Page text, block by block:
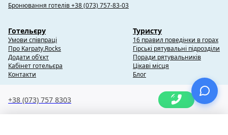
+38 (073) 757 8303
Бронювання готелів +38 (073) 757-83-03
Готельєру
Умови співпраці
Про Karpaty.Rocks
Додати об'єкт
Кабінет готельєра
Контакти
Туристу
16 правил поведінки в горах
Гірські рятувальні підрозділи
Поради рятувальників
Цікаві місця
Блог
Copyright @ 2010-2014 Karpaty.Rocks